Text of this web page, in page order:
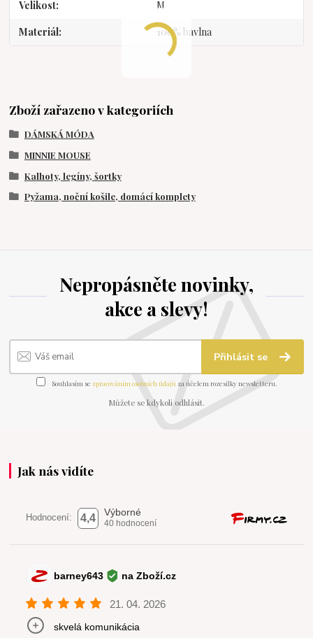
Velikost M
Materiál 100% bavlna
Zboží zařazeno v kategoriích
DÁMSKÁ MÓDA
MINNIE MOUSE
Kalhoty, legíny, šortky
Pyžama, noční košile, domácí komplety
Nepropásněte novinky,
akce a slevy!
Přihlásit se
Souhlasím se zpracováním osobních údajů za účelem rozesílky newsletteru.
Můžete se kdykoli odhlásit.
Jak nás vidíte